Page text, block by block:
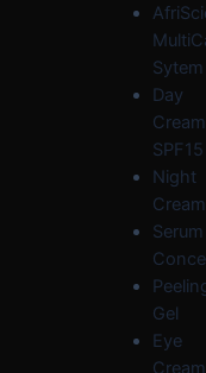
Sytem
Day
Cream
SPF15
Night
Cream
Serum
Gel
Eye
Cream